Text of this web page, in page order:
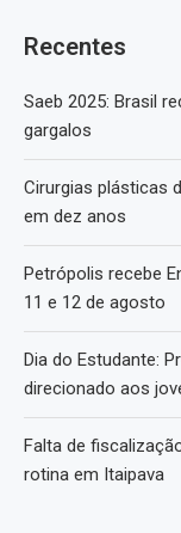
Recentes
Saeb 2025: Brasil
gargalos
Cirurgias plásticas
em dez anos
Petrópolis recebe
11 e 12 de agosto
Dia do Estudante:
direcionado aos
Falta de
rotina em Itaipava